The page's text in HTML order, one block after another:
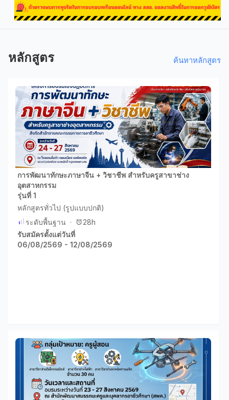
หลักสูตร ค้นหาหลักสูตร
การพัฒนาทักษะภาษาจีน + วิชาชีพ สำหรับครูสาขาช่าง
อุตสาหกรรม
รุ่นที่ 1
หลักสูตรทั่วไป (รูปแบบปกติ)
ระดับพื้นฐาน ·
28h
รับสมัครตั้งแต่วันที่
06/08/2569 - 12/08/2569